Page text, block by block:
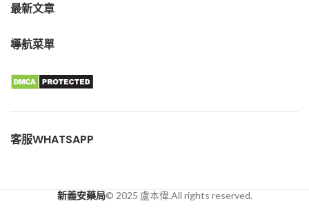
最新文章
導航菜單
客服WHATSAPP
新義安藥局© 2025 盧本偉.All rights reserved.